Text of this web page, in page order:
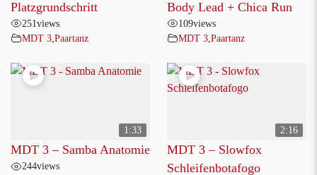
Platzgrundschritt
251views
MDT 3 Paartanz
Body Lead + Chica Run
109views
MDT 3 Paartanz
1:33
MDT 3 – Samba Anatomie
244views
2:16
MDT 3 – Slowfox
Schleifenbotafogo